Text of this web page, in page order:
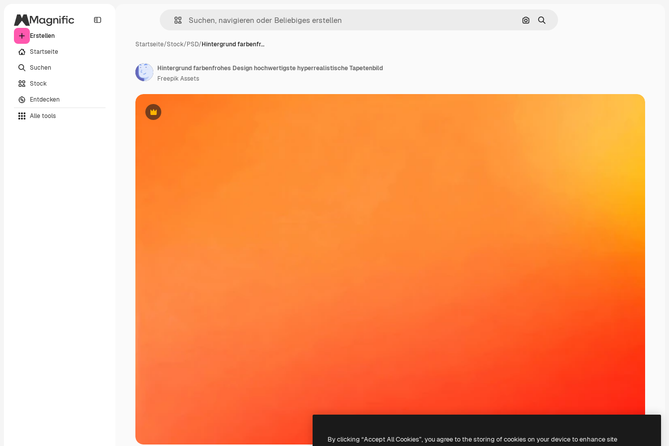
Erstellen
Startseite
Suchen
Stock
Entdecken
Alle tools
Nach Bild suchen
Suchen
Startseite/Stock/PSD/Hintergrund farbenfr…
Premium
Hintergrund farbenfrohes Design hochwertigste hyperrealistische Tapetenbild
Freepik Assets
By clicking “Accept All Cookies”, you agree to the storing of cookies on your device to enhance site